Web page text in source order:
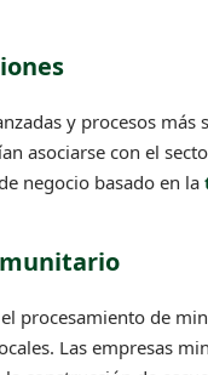
y procesos
asociarse con el
negocio basado en la
procesamiento de
Las empresas